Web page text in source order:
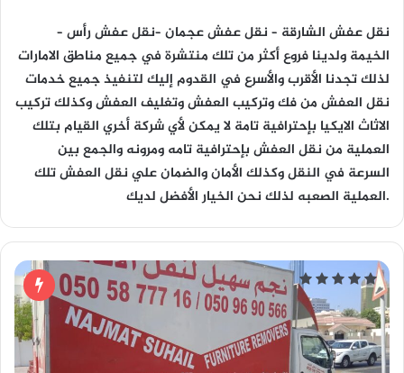
– نقل عفش الشارقة – نقل عفش عجمان –نقل عفش رأس
الخيمة ولدينا فروع أكثر من تلك منتشرة في جميع مناطق الامارات
لذلك تجدنا الأقرب والأسرع في القدوم إليك لتنفيذ جميع خدمات
نقل العفش من فك وتركيب العفش وتغليف العفش وكذلك تركيب
الاثاث الايكيا بإحترافية تامة لا يمكن لأي شركة أخري القيام بتلك
العملية من نقل العفش بإحترافية تامه ومرونه والجمع بين
السرعة في النقل وكذلك الأمان والضمان علي نقل العفش تلك
العملية الصعبه لذلك نحن الخيار الأفضل لديك.